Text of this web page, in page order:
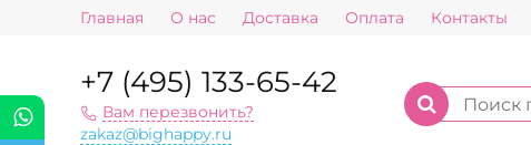
Главная О нас Доставка Оплата Контакты
+7 (495) 133-65-42
Вам перезвонить?
zakaz@bighappy.ru